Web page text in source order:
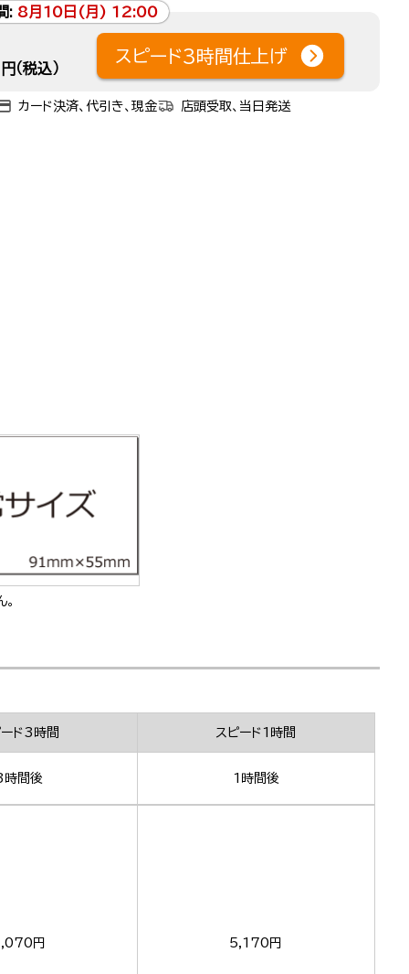
: 8月10日(月) 12:00
円（税込）
スピード3時間仕上げ
カード決済、代引き、現金 店頭受取、当日発送
ド3時間 スピード1時間
間後 1時間後
円 5,170円